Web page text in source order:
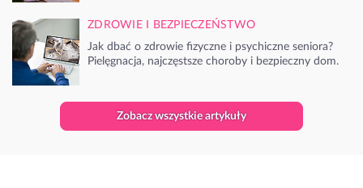
ZDROWIE I BEZPIECZEŃSTWO
Jak dbać o zdrowie fizyczne i psychiczne seniora?
Pielęgnacja, najczęstsze choroby i bezpieczny dom.
Zobacz wszystkie artykuły